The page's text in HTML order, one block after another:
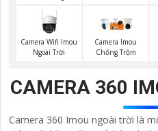
Camera Wifi Imou
Ngoài Trời
Camera Imou
Chống Trộm
CAMERA 360
Camera 360 Imou ngoài trời là